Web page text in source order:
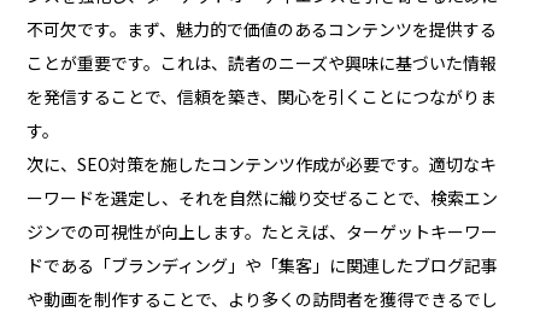
不可欠です。まず、魅力的で価値のあるコンテンツを提供する
ことが重要です。これは、読者のニーズや興味に基づいた情報
を発信することで、信頼を築き、関心を引くことにつながりま
す。
次に、SEO対策を施したコンテンツ作成が必要です。適切なキ
ーワードを選定し、それを自然に織り交ぜることで、検索エン
ジンでの可視性が向上します。たとえば、ターゲットキーワー
ドである「ブランディング」や「集客」に関連したブログ記事
や動画を制作することで、より多くの訪問者を獲得できるでし